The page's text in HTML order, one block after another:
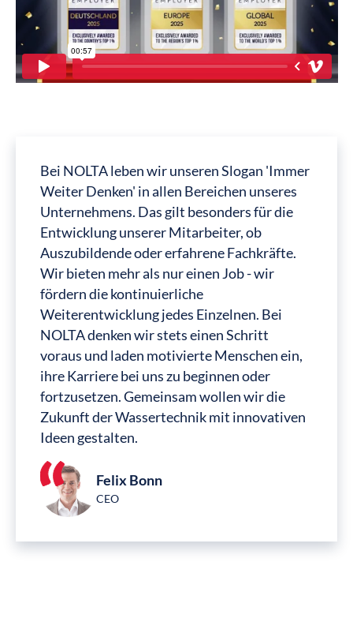
Bei NOLTA leben wir unseren Slogan 'Immer
Weiter Denken' in allen Bereichen unseres
Unternehmens. Das gilt besonders für die
Entwicklung unserer Mitarbeiter, ob
Auszubildende oder erfahrene Fachkräfte.
Wir bieten mehr als nur einen Job - wir
fördern die kontinuierliche
Weiterentwicklung jedes Einzelnen. Bei
NOLTA denken wir stets einen Schritt
voraus und laden motivierte Menschen ein,
ihre Karriere bei uns zu beginnen oder
fortzusetzen. Gemeinsam wollen wir die
Zukunft der Wassertechnik mit innovativen
Ideen gestalten.
Felix Bonn
CEO